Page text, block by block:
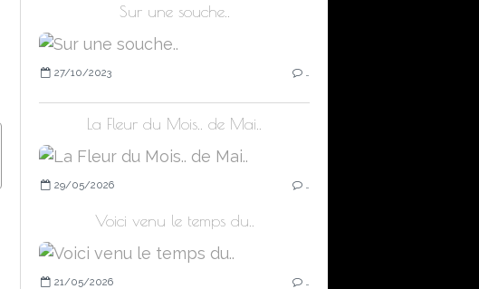
Sur une souche..
27/10/2023
La Fleur du Mois.. de Mai..
29/05/2026
Voici venu le temps du..
21/05/2026